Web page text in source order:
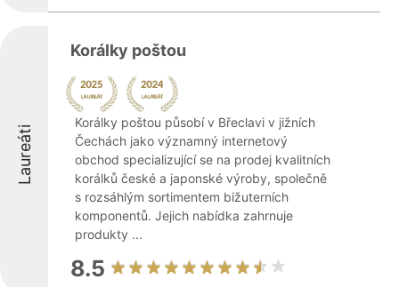
Laureáti
Korálky poštou
Korálky poštou působí v Břeclavi v jižních
Čechách jako významný internetový
obchod specializující se na prodej kvalitních
korálků české a japonské výroby, společně
s rozsáhlým sortimentem bižuterních
komponentů. Jejich nabídka zahrnuje
produkty ...
8.5